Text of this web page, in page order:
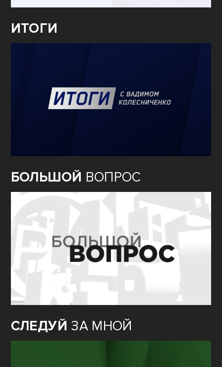
ИТОГИ
БОЛЬШОЙ ВОПРОС
СЛЕДУЙ ЗА МНОЙ